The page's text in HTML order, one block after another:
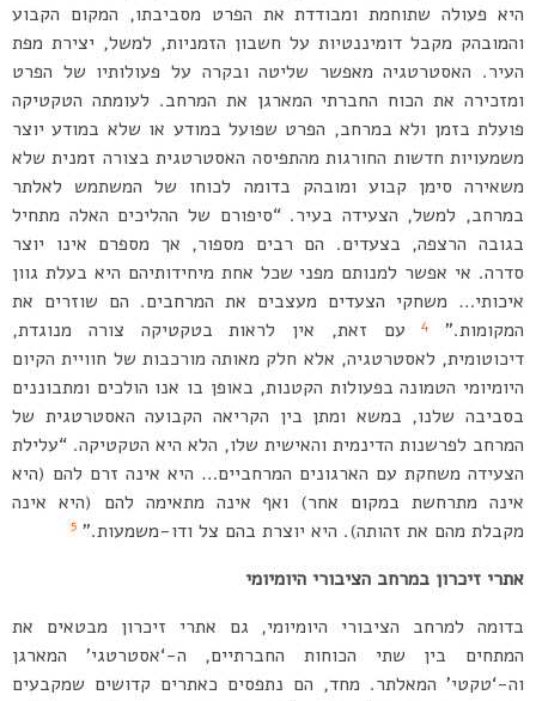
היא פעולה שתוחמת ומבודדת את הפרט מסביבתו, המקום הקבוע
והמובהק מקבל דומיננטיות על חשבון הזמניות, למשל, יצירת מפת
העיר. האסטרטגיה מאפשר שליטה ובקרה על פעולותיו של הפרט
ומזכירה את הכוח החברתי המארגן את המרחב. לעומתה הטקטיקה
פועלת בזמן ולא במרחב, הפרט שפועל במודע או שלא במודע יוצר
משמעויות חדשות החורגות מהתפיסה האסטרטגית בצורה זמנית שלא
משאירה סימן קבוע ומובהק בדומה לכוחו של המשתמש לאלתר
במרחב, למשל, הצעידה בעיר. “סיפורם של ההליכים האלה מתחיל
בגובה הרצפה, בצעדים. הם רבים מספור, אך מספרם אינו יוצר
סדרה. אי אפשר למנותם מפני שכל אחת מיחידותיהם היא בעלת גוון
איכותי… משחקי הצעדים מעצבים את המרחבים. הם שוזרים את
המקומות.”
4עם זאת, אין לראות בטקטיקה צורה מנוגדת,
דיכוטומית, לאסטרטגיה, אלא חלק מאותה מורכבות של חוויית הקיום
היומיומי הטמונה בפעולות הקטנות, באופן בו אנו הולכים ומתבוננים
בסביבה שלנו, במשא ומתן בין הקריאה הקבועה האסטרטגית של
המרחב לפרשנות הדינמית והאישית שלו, הלא היא הטקטיקה. “עלילת
הצעידה משחקת עם הארגונים המרחביים… היא אינה זרם להם (היא
אינה מתרחשת במקום אחר) ואף אינה מתאימה להם (היא אינה
מקבלת מהם את זהותה). היא יוצרת בהם צל ודו-משמעות.” 5
אתרי זיכרון במרחב הציבורי היומיומי
בדומה למרחב הציבורי היומיומי, גם אתרי זיכרון מבטאים את
המתחים בין שתי הכוחות החברתיים, ה-‘אסטרטגי’ המארגן
וה-‘טקטי’ המאלתר. מחד, הם נתפסים כאתרים קדושים שמקבעים